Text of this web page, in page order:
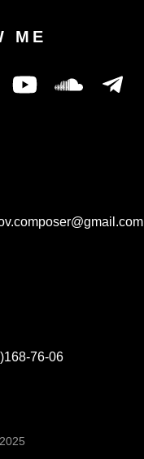
ME
76-06
2025